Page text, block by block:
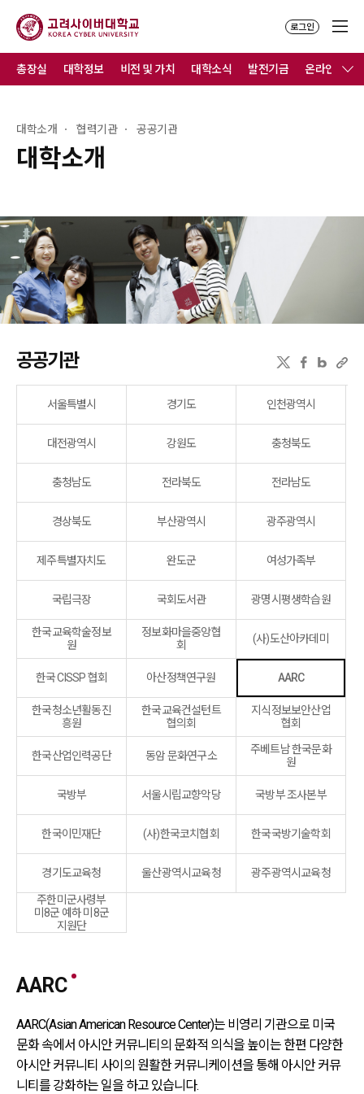
로그인
대학소개
대학소개 협력기관 공공기관
총장실 대학정보 비전 및 가치 대학소식 발전기금 온라인홍보
공공기관
서울특별시 경기도 인천광역시
대전광역시 강원도 충청북도
충청남도 전라북도 전라남도
경상북도 부산광역시 광주광역시
제주특별자치도 완도군 여성가족부
국립극장 국회도서관 광명시평생학습원
한국교육학술정보
원
정보화마을중앙협
회
(사)도산아카데미
한국 CISSP 협회 아산정책연구원 AARC
한국청소년활동진
흥원
한국교육컨설턴트
협의회
지식정보보안산업
협회
한국산업인력공단 동암 문화연구소
주베트남 한국문화
원
국방부 서울시립교향악당 국방부 조사본부
한국이민재단 (사)한국코치협회 한국국방기술학회
경기도교육청 울산광역시교육청 광주광역시교육청
주한미군사령부
미8군 예하 미8군
지원단
AARC
AARC(Asian American Resource Center)는 비영리 기관으로 미국
문화 속에서 아시안 커뮤니티의 문화적 의식을 높이는 한편 다양한
아시안 커뮤니티 사이의 원활한커뮤니케이션을 통해 아시안 커뮤
니티를 강화하는 일을 하고 있습니다.